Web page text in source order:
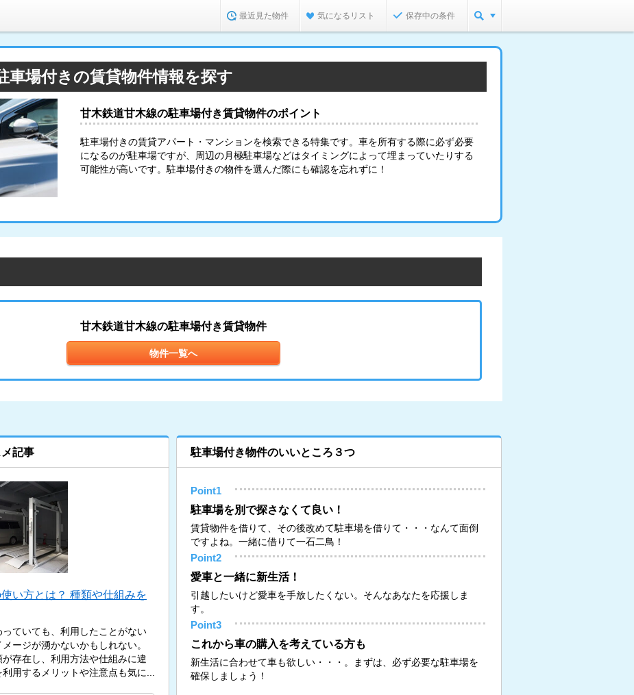
最近見た物件 気になるリスト 保存中の条件
車場付きの賃貸物件情報を探す
甘木鉄道甘木線の駐車場付き賃貸物件のポイント
駐車場付きの賃貸アパート・マンションを検索できる特集です。車を所有する際に必ず必要
になるのが駐車場ですが、周辺の月極駐車場などはタイミングによって埋まっていたりする
可能性が高いです。駐車場付きの物件を選んだ際にも確認を忘れずに！
甘木鉄道甘木線の駐車場付き賃貸物件
物件一覧へ
記事
い方とは？ 種類や仕組みを
ていても、利用したことがない
ージが湧かないかもしれない。
存在し、利用方法や仕組みに違
用するメリットや注意点も気に...
駐車場付き物件のいいところ３つ
Point1
駐車場を別で探さなくて良い！
賃貸物件を借りて、その後改めて駐車場を借りて・・・なんて面倒
ですよね。一緒に借りて一石二鳥！
Point2
愛車と一緒に新生活！
引越したいけど愛車を手放したくない。そんなあなたを応援しま
す。
Point3
これから車の購入を考えている方も
新生活に合わせて車も欲しい・・・。まずは、必ず必要な駐車場を
確保しましょう！